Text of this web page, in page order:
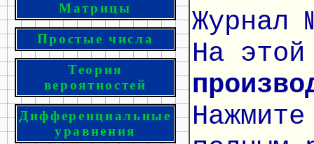
Матрицы
Простые числа
Теория
вероятностей
Дифференциальные
уравнения
Журнал
На